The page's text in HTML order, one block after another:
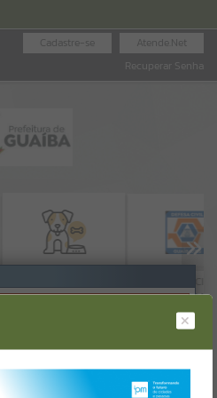
Atende.Net
Cadastre-se
Recuperar Senha
GUAÍBA
EST-000040
token '('
guaiba.atende.net/cidadao/pagina/p